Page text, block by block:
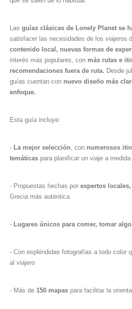
Las guías clásicas de Lonely Planet se
satisfacer las necesidades de los viajeros
contenido local, nuevas formas de
interés más populares, con más rutas e
recomendaciones fuera de ruta. Desde
guías cuentan con nuevo diseño más
enfoque.
Esta guía incluye:
- La mejor selección , con numerosos
temáticas para planificar un viaje a medida
- Propuestas hechas por expertos locales,
Grecia más auténtica
- Lugares únicos para comer, tomar
- Con espléndidas fotografías a todo color
al viajero
- Más de 150 mapas para facilitar la